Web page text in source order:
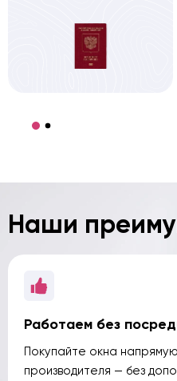
Наши
Работаем без
Покупайте окна
производителя — без